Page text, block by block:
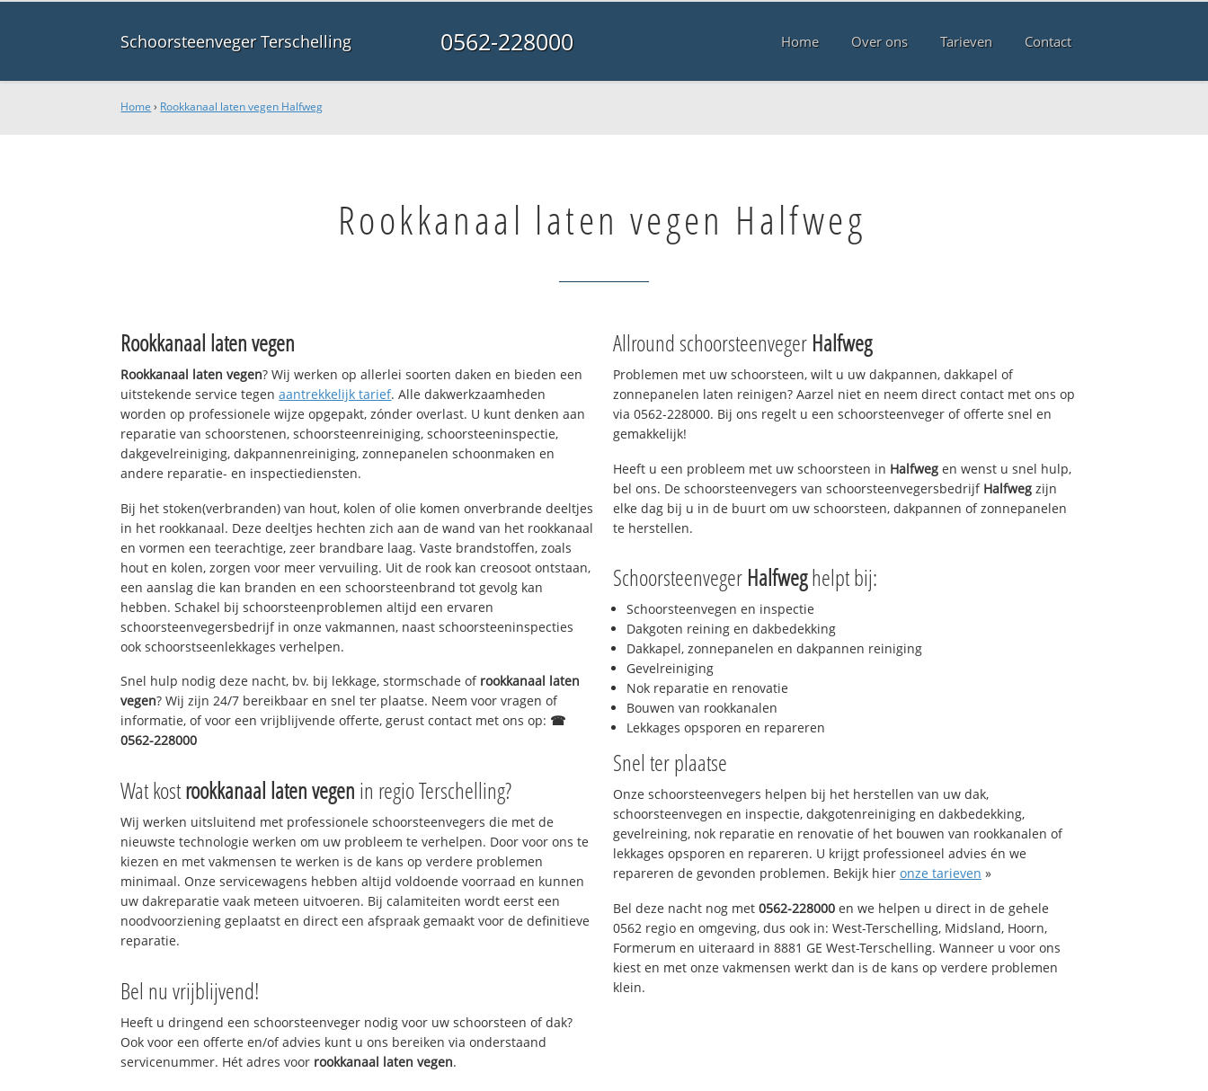
Schoorsteenveger Terschelling 0562-228000 Home Over ons Tarieven Contact
Home › Rookkanaal laten vegen Halfweg
Rookkanaal laten vegen Halfweg
Rookkanaal laten vegen
Rookkanaal laten vegen? Wij werken op allerlei soorten daken en bieden een
uitstekende service tegenaantrekkelijk tarief. Alle dakwerkzaamheden
worden op professionele wijze opgepakt, zónder overlast. U kunt denken aan
reparatie van schoorstenen, schoorsteenreiniging, schoorsteeninspectie,
dakgevelreiniging, dakpannenreiniging, zonnepanelen schoonmaken en
andere reparatie- en inspectiediensten.
Bij het stoken(verbranden) van hout, kolen of olie komen onverbrande deeltjes
in het rookkanaal. Deze deeltjes hechten zich aan de wand van het rookkanaal
en vormen een teerachtige, zeer brandbare laag. Vaste brandstoffen, zoals
hout en kolen, zorgen voor meer vervuiling. Uit de rook kan creosoot ontstaan,
een aanslag die kan branden en een schoorsteenbrand tot gevolg kan
hebben. Schakel bij schoorsteenproblemen altijd een ervaren
schoorsteenvegersbedrijf in onze vakmannen, naast schoorsteeninspecties
ook schoorstseenlekkages verhelpen.
Snel hulp nodig deze nacht, bv. bij lekkage, stormschade of rookkanaal laten
vegen? Wij zijn 24/7 bereikbaar en snel ter plaatse. Neem voor vragen of
informatie, of voor een vrijblijvende offerte, gerust contact met ons op: ☎
0562-228000
Wat kostrookkanaal laten vegen in regio Terschelling?
Wij werken uitsluitend met professionele schoorsteenvegers die met de
nieuwste technologie werken om uw probleem te verhelpen. Door voor ons te
kiezen en met vakmensen te werken is de kans op verdere problemen
minimaal. Onze servicewagens hebben altijd voldoende voorraad en kunnen
uw dakreparatie vaak meteen uitvoeren. Bij calamiteiten wordt eerst een
noodvoorziening geplaatst en direct een afspraak gemaakt voor de definitieve
reparatie.
Bel nu vrijblijvend!
Heeft u dringend een schoorsteenveger nodig voor uw schoorsteen of dak?
Ook voor een offerte en/of advies kunt u ons bereiken via onderstaand
servicenummer. Hét adres voor rookkanaal laten vegen.
Allround schoorsteenveger Halfweg
Problemen met uw schoorsteen, wilt u uw dakpannen, dakkapel of
zonnepanelen laten reinigen? Aarzel niet en neem direct contact met ons op
via 0562-228000. Bij ons regelt u een schoorsteenveger of offerte snel en
gemakkelijk!
Heeft u een probleem met uw schoorsteen in Halfweg en wenst u snel hulp,
bel ons. De schoorsteenvegers van schoorsteenvegersbedrijf Halfweg zijn
elke dag bij u in de buurt om uw schoorsteen, dakpannen of zonnepanelen
te herstellen.
Schoorsteenveger Halfweghelpt bij:
Schoorsteenvegen en inspectie
Dakgoten reining en dakbedekking
Dakkapel, zonnepanelen en dakpannen reiniging
Gevelreiniging
Nok reparatie en renovatie
Bouwen van rookkanalen
Lekkages opsporen en repareren
Snel ter plaatse
Onze schoorsteenvegers helpen bij het herstellen van uw dak,
schoorsteenvegen en inspectie, dakgotenreiniging en dakbedekking,
gevelreining, nok reparatie en renovatie of het bouwen van rookkanalen of
lekkages opsporen en repareren. U krijgt professioneel advies én we
repareren de gevonden problemen. Bekijk hier onze tarieven »
Bel deze nacht nog met 0562-228000 en we helpen u direct in de gehele
0562 regio en omgeving, dus ook in: West-Terschelling, Midsland, Hoorn,
Formerum en uiteraard in 8881 GE West-Terschelling. Wanneer u voor ons
kiest en met onze vakmensen werkt dan is de kans op verdere problemen
klein.